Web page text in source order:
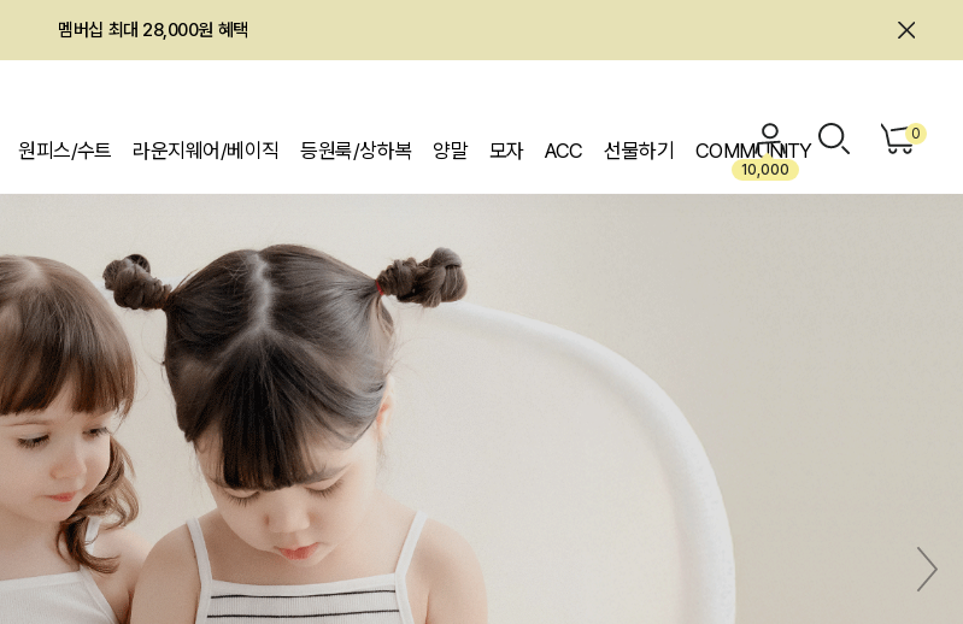
회원전용 아울렛, 가입하면 ~60% 할인!
원피스/수트 라운지웨어/베이직 등원룩/상하복 양말 모자 ACC 선물하기 COMMUNITY
10,000
0